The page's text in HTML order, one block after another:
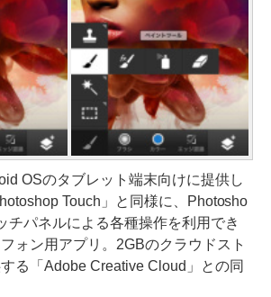
OSのタブレット端末向けに提供し
Touch」と同様に、Photosho
チパネルによる各種操作を利用でき
ォン用アプリ。2GBのクラウドスト
る「Adobe Creative Cloud」との同